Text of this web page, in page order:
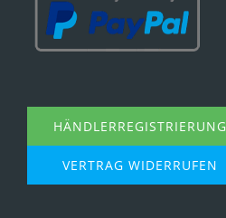
HÄNDLERREGISTRIERUNG
VERTRAG WIDERRUFEN